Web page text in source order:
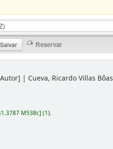
| Cueva, Ricardo Villas Bôas
M538c](1).